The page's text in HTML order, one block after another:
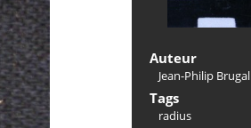
Auteur
Jean-Philip Brugal
Tags
radius